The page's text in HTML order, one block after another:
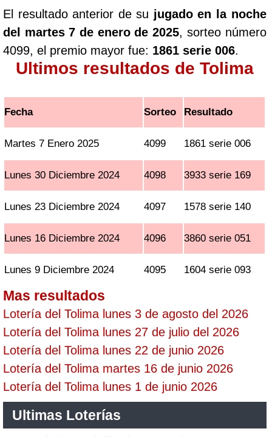
El resultado anterior de su jugado en la noche
del martes 7 de enero de 2025, sorteo número
4099, el premio mayor fue: 1861 serie 006.
Ultimos resultados de Tolima
Fecha Sorteo Resultado
Martes 7 Enero 2025 4099 1861 serie 006
Lunes 30 Diciembre 2024 4098 3933 serie 169
Lunes 23 Diciembre 2024 4097 1578 serie 140
Lunes 16 Diciembre 2024 4096 3860 serie 051
Lunes 9 Diciembre 2024 4095 1604 serie 093
Mas resultados
Lotería del Tolima lunes 3 de agosto del 2026
Lotería del Tolima lunes 27 de julio del 2026
Lotería del Tolima lunes 22 de junio 2026
Lotería del Tolima martes 16 de junio 2026
Lotería del Tolima lunes 1 de junio 2026
Ultimas Loterías